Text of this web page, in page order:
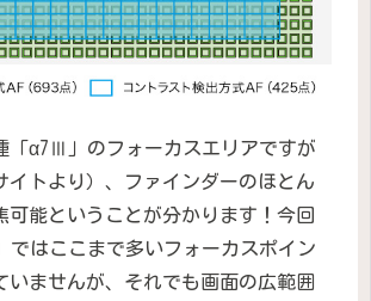
「α7Ⅲ」のフォーカスエリアですが
イトより）、ファインダーのほとん
可能ということが分かります！今回
ではここまで多いフォーカスポイン
いませんが、それでも画面の広範囲